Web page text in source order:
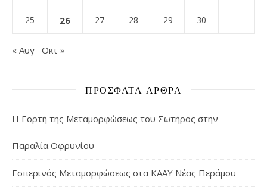
25 26 27 28 29 30
« Αυγ Οκτ »
ΠΡΌΣΦΑΤΑ ΆΡΘΡΑ
Η Εορτή της Μεταμορφώσεως του Σωτήρος στην
Παραλία Οφρυνίου
Εσπερινός Μεταμορφώσεως στα ΚΑΑΥ Νέας Περάμου